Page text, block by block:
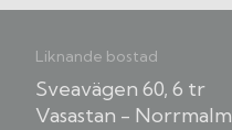
Liknande bostad
Sveavägen 60, 6 tr
Vasastan - Norrmalm